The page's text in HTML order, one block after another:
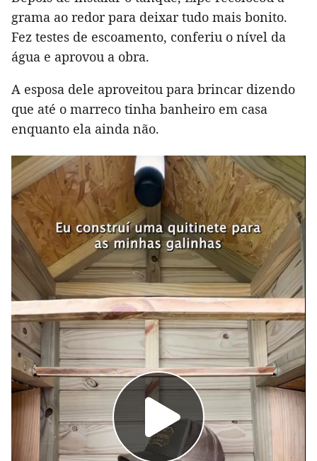
grama ao redor para deixar tudo mais bonito.
Fez testes de escoamento, conferiu o nível da
água e aprovou a obra.
A esposa dele aproveitou para brincar dizendo
que até o marreco tinha banheiro em casa
enquanto ela ainda não.